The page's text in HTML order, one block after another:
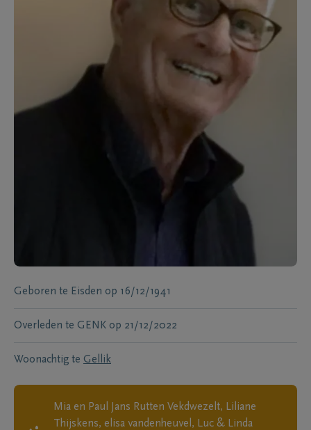
Geboren te Eisden op 16/12/1941
Overleden te GENK op 21/12/2022
Woonachtig te Gellik
Mia en Paul Jans Rutten Vekdwezelt, Liliane
Thijskens, elisa vandenheuvel, Luc & Linda